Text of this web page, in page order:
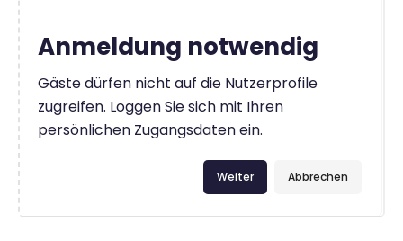
Anmeldung notwendig
Gäste dürfen nicht auf die Nutzerprofile
zugreifen. Loggen Sie sich mit Ihren
persönlichen Zugangsdaten ein.
Abbrechen
Weiter